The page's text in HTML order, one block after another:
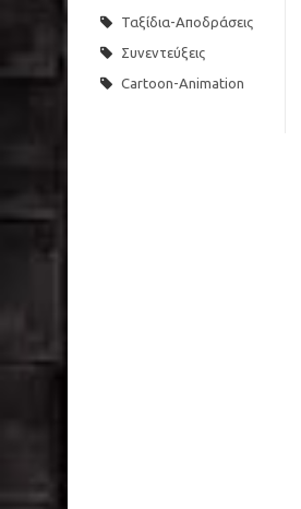
Ταξίδια-Αποδράσεις
Συνεντεύξεις
Cartoon-Animation